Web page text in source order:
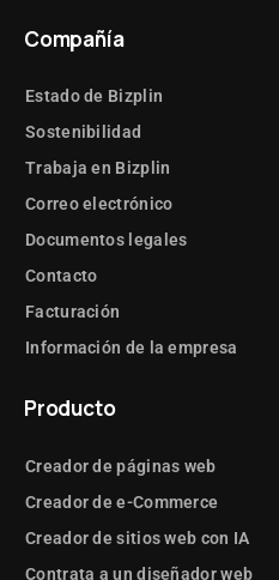
Compañía
Estado de Bizplin
Sostenibilidad
Trabaja en Bizplin
Correo electrónico
Documentos legales
Contacto
Facturación
Información de la empresa
Producto
Creador de páginas web
Creador de e-Commerce
Creador de sitios web con IA
Contrata a un diseñador web